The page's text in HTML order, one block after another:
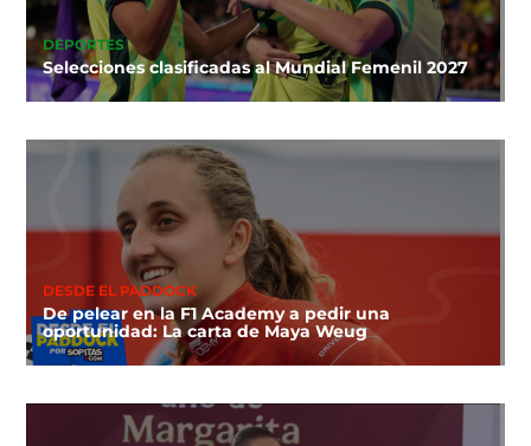
DEPORTES
Selecciones clasificadas al Mundial Femenil 2027
DESDE EL PADDOCK
De pelear en la F1 Academy a pedir una
oportunidad: La carta de Maya Weug